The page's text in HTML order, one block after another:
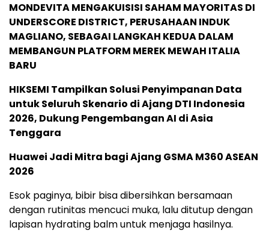
MONDEVITA MENGAKUISISI SAHAM MAYORITAS DI
UNDERSCORE DISTRICT, PERUSAHAAN INDUK
MAGLIANO, SEBAGAI LANGKAH KEDUA DALAM
MEMBANGUN PLATFORM MEREK MEWAH ITALIA
BARU
HIKSEMI Tampilkan Solusi Penyimpanan Data
untuk Seluruh Skenario di Ajang DTI Indonesia
2026, Dukung Pengembangan AI di Asia
Tenggara
Huawei Jadi Mitra bagi Ajang GSMA M360 ASEAN
2026
Esok paginya, bibir bisa dibersihkan bersamaan
dengan rutinitas mencuci muka, lalu ditutup dengan
lapisan hydrating balm untuk menjaga hasilnya.